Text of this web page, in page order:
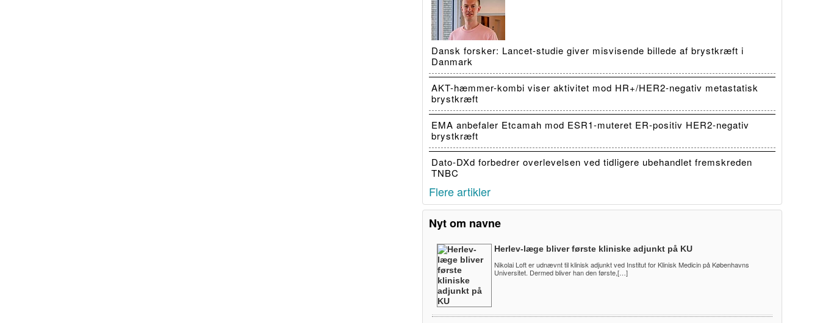
Dansk forsker: Lancet-studie giver misvisende billede af brystkræft i
Danmark
AKT-hæmmer-kombi viser aktivitet mod HR+/HER2-negativ metastatisk
brystkræft
EMA anbefaler Etcamah mod ESR1-muteret ER-positiv HER2-negativ
brystkræft
Dato-DXd forbedrer overlevelsen ved tidligere ubehandlet fremskreden
TNBC
Flere artikler
Nyt om navne
Herlev-læge bliver første kliniske adjunkt på KU
Nikolai Loft er udnævnt til klinisk adjunkt ved Institut for Klinisk Medicin på Københavns
Universitet. Dermed bliver han den første,[…]